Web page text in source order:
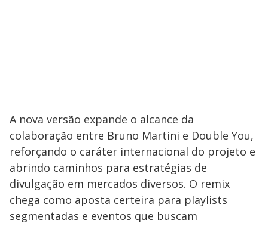
A nova versão expande o alcance da
colaboração entre Bruno Martini e Double You,
reforçando o caráter internacional do projeto e
abrindo caminhos para estratégias de
divulgação em mercados diversos. O remix
chega como aposta certeira para playlists
segmentadas e eventos que buscam